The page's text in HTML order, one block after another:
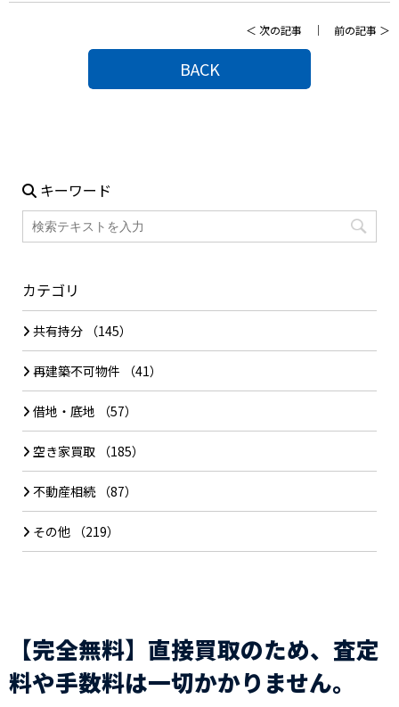
＜ 次の記事 ｜ 前の記事 ＞
BACK
キーワード
カテゴリ
共有持分 （145）
再建築不可物件 （41）
借地・底地 （57）
空き家買取 （185）
不動産相続（87）
その他 （219）
【完全無料】直接買取のため、査定
料や手数料は一切かかりません。